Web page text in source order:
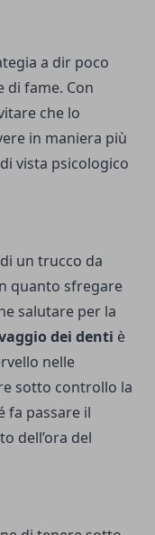
a dir poco
di fame. Con
che lo
in maniera più
vista psicologico
un trucco da
quanto sfregare
salutare per la
dei denti è
nelle
sotto controllo la
fa passare il
dell’ora del